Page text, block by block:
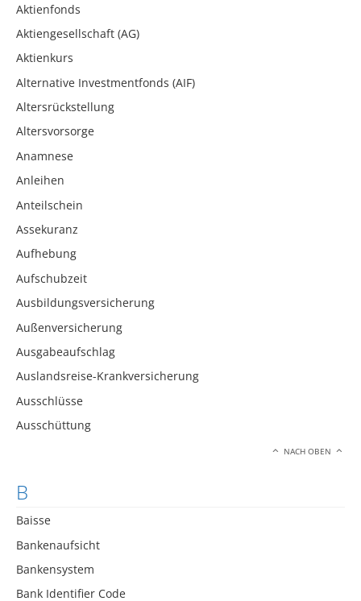
Aktienfonds
Aktiengesellschaft (AG)
Aktienkurs
Alternative Investmentfonds (AIF)
Altersrückstellung
Altersvorsorge
Anamnese
Anleihen
Anteilschein
Assekuranz
Aufhebung
Aufschubzeit
Ausbildungsversicherung
Außenversicherung
Ausgabeaufschlag
Auslandsreise-Krankversicherung
Ausschlüsse
Ausschüttung
NACH OBEN
B
Baisse
Bankenaufsicht
Bankensystem
Bank Identifier Code